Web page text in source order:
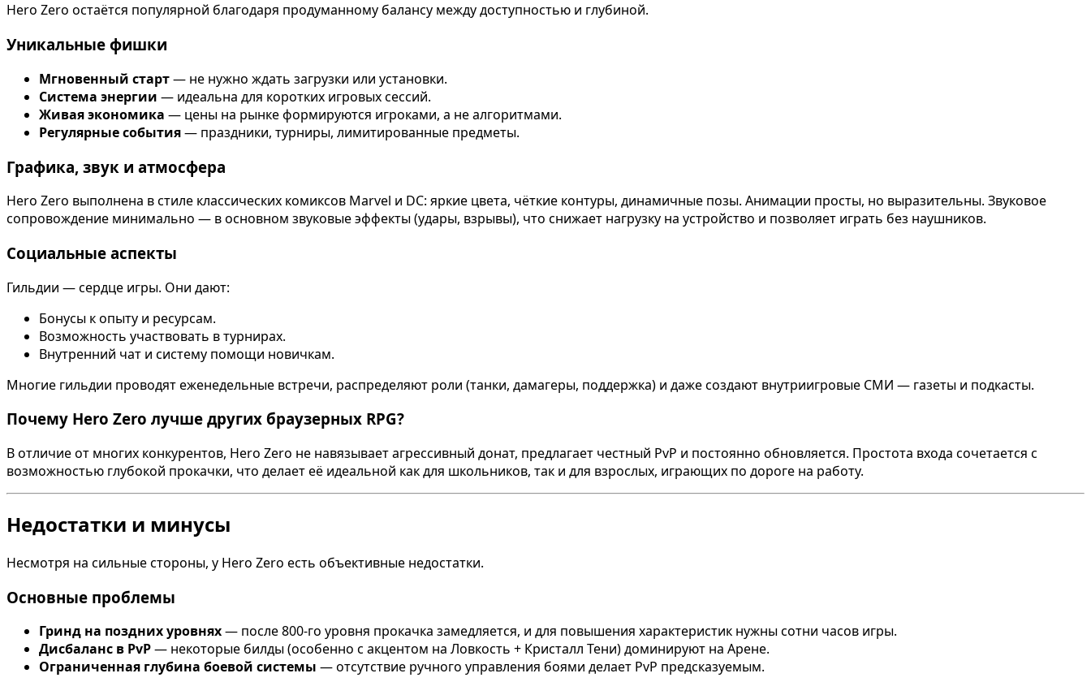
Hero Zero остаётся популярной благодаря продуманному балансу между доступностью и глубиной.
Уникальные фишки
Мгновенный старт— не нужно ждать загрузки или установки.
Система энергии — идеальна для коротких игровых сессий.
Живая экономика — цены на рынке формируются игроками, а не алгоритмами.
Регулярные события— праздники, турниры, лимитированные предметы.
Графика, звук и атмосфера
Hero Zero выполнена в стиле классических комиксов Marvel и DC: яркие цвета, чёткие контуры, динамичные позы. Анимации просты, но выразительны. Звуковое
сопровождение минимально — в основном звуковые эффекты (удары, взрывы), что снижает нагрузку на устройство и позволяет играть без наушников.
Социальные аспекты
Гильдии — сердце игры. Они дают:
Бонусы к опыту и ресурсам.
Возможность участвовать в турнирах.
Внутренний чат и систему помощи новичкам.
Многие гильдии проводят еженедельные встречи, распределяют роли (танки, дамагеры, поддержка) и даже создают внутриигровые СМИ — газеты и подкасты.
Почему Hero Zero лучше других браузерных RPG?
В отличие от многих конкурентов, Hero Zero не навязывает агрессивный донат, предлагает честный PvP и постоянно обновляется. Простота входа сочетается с
возможностью глубокой прокачки, что делает её идеальной как для школьников, так и для взрослых, играющих по дороге на работу.
Недостатки и минусы
Несмотря на сильные стороны, у Hero Zero есть объективные недостатки.
Основные проблемы
Гринд на поздних уровнях— после 800-го уровня прокачка замедляется, и для повышения характеристик нужны сотни часов игры.
Дисбаланс в PvP— некоторые билды (особенно с акцентом на Ловкость + Кристалл Тени) доминируют на Арене.
Ограниченная глубина боевой системы — отсутствие ручного управления боями делает PvP предсказуемым.